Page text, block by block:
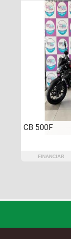
CB 500F
FINANCIAR